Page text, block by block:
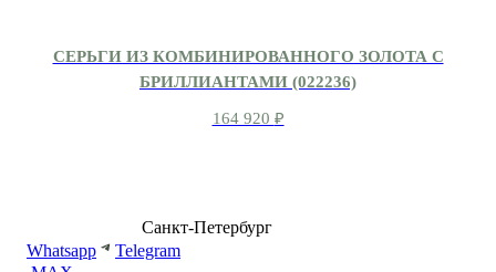
СЕРЬГИ ИЗ КОМБИНИРОВАННОГО ЗОЛОТА С
БРИЛЛИАНТАМИ (022236)
164 920 ₽
Санкт-Петербург
Whatsapp
Telegram